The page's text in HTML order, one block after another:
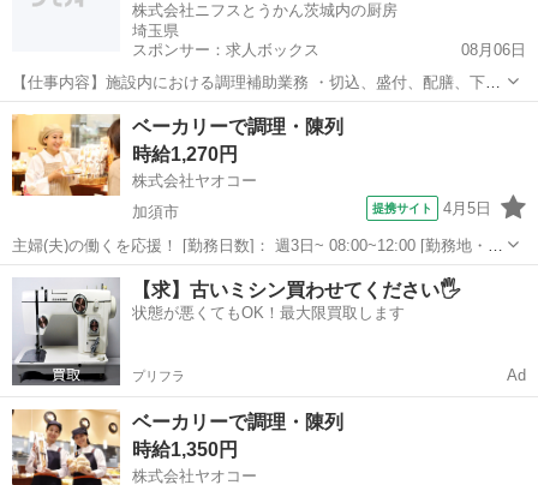
株式会社ニフスとうかん茨城内の厨房
埼玉県
スポンサー：求人ボックス
08月06日
【仕事内容】施設内における調理補助業務 ・切込、盛付、配膳、下
膳、食器等の洗浄など 株式会社ニフスで雇用し、厨房業務を受託して
いる施設で就業していただきます。 従事すべき業務の変更の範囲:会社
の定める業務 就業の場所の変更の範囲:...
アルバイト・パート
ベーカリーで調理・陳列
時給1,270円
株式会社ヤオコー
加須市
提携サイト 4月5日
主婦(夫)の働くを応援！ [勤務日数]： 週3日~ 08:00~12:00 [勤務地・最
寄駅]： 埼玉県加須市大門町20番58号 ヤオコー 草加松原店 ＜株式
会社ヤオコー＞ 獨協大学前(草加松原)駅徒歩7分 [職種名...
埼玉 加須市 パン
【求】古いミシン買わせてください🖐️
状態が悪くてもOK！最大限買取します
プリフラ Ad
ベーカリーで調理・陳列
時給1,350円
株式会社ヤオコー